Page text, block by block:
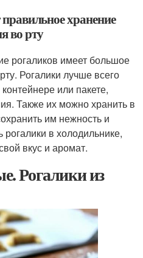
хранение
во рту
рогаликов имеет большое
Рогалики лучше всего
или пакете,
Также их можно хранить в
им нежность и
в холодильнике,
вкус и аромат.
Рогалики из